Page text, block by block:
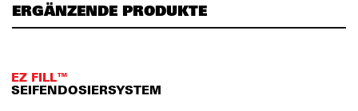
ERGÄNZENDE PRODUKTE
EZ FILL™
SEIFENDOSIERSYSTEM